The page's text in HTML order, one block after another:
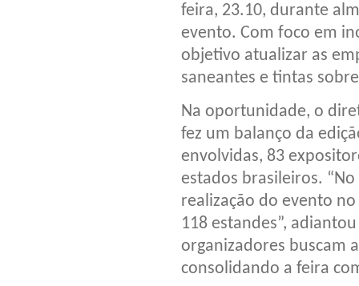
feira, 23.10, durante
evento. Com foco em
objetivo atualizar as
saneantes e tintas
Na oportunidade, o
fez um balanço da
envolvidas, 83
estados brasileiros.
realização do evento
118 estandes”,
organizadores buscam
consolidando a feira